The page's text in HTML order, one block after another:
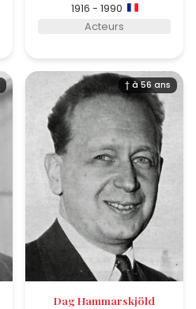
1916 - 1990
Acteurs
† à 56 ans
Dag Hammarskjöld